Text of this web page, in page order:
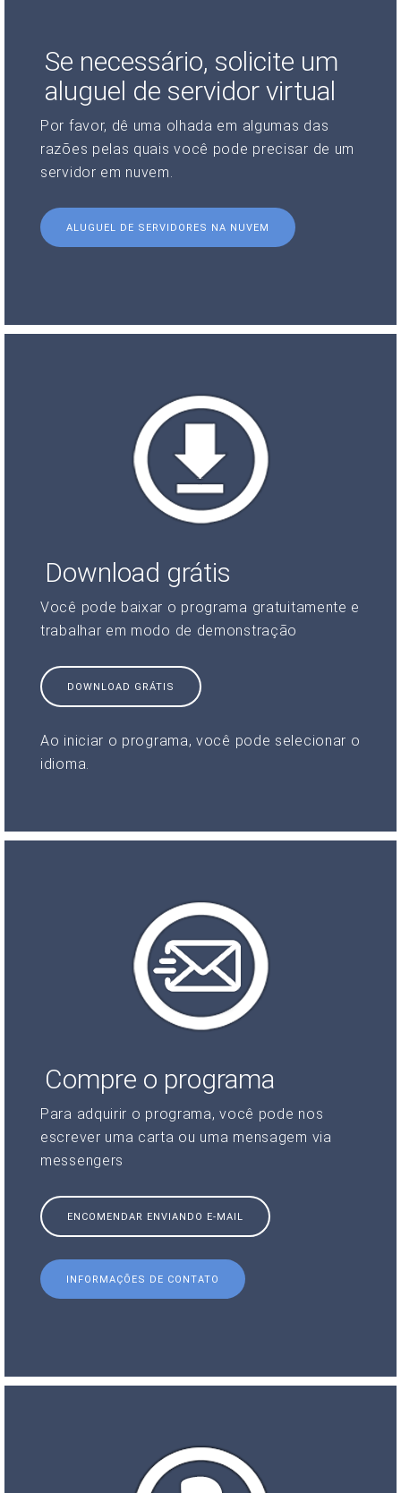
Se necessário, solicite um
aluguel de servidor virtual
Por favor, dê uma olhada em algumas das
razões pelas quais você pode precisar de um
servidor em nuvem.
ALUGUEL DE SERVIDORES NA NUVEM
Download grátis
Você pode baixar o programa gratuitamente e
trabalhar em modo de demonstração
DOWNLOAD GRÁTIS
Ao iniciar o programa, você pode selecionar o
idioma.
Compre o programa
Para adquirir o programa, você pode nos
escrever uma carta ou uma mensagem via
messengers
ENCOMENDAR ENVIANDO E-MAIL
INFORMAÇÕES DE CONTATO